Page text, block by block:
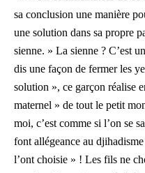
sa conclusion une manière
une solution dans sa propre
sienne. » La sienne ? C’est
dis une façon de fermer les
solution », ce garçon réalise
maternel » de tout le petit
moi, c’est comme si l’on se
font allégeance au
l’ont choisie » ! Les fils ne